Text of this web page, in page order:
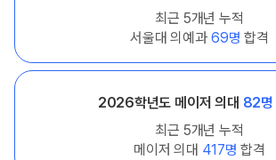
최근 5개년 누적
서울대 의예과 69명 합격
2026학년도 메이저 의대 82명
최근 5개년 누적
메이저 의대 417명 합격